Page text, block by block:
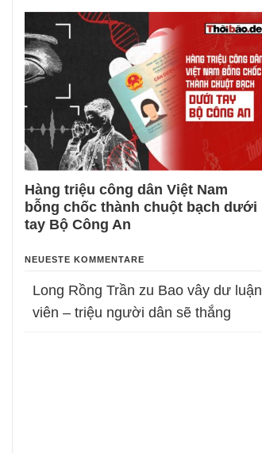
Hàng triệu công dân Việt Nam
bỗng chốc thành chuột bạch dưới
tay Bộ Công An
NEUESTE KOMMENTARE
Long Rồng Trần zu Bao vây dư luận
viên – triệu người dân sẽ thắng